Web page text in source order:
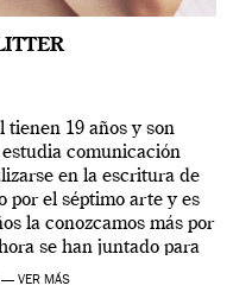
19 años y son
comunicación
en la escritura de
por el séptimo arte y es
la conozcamos más por
se han juntado para
[…]
— VER MÁS